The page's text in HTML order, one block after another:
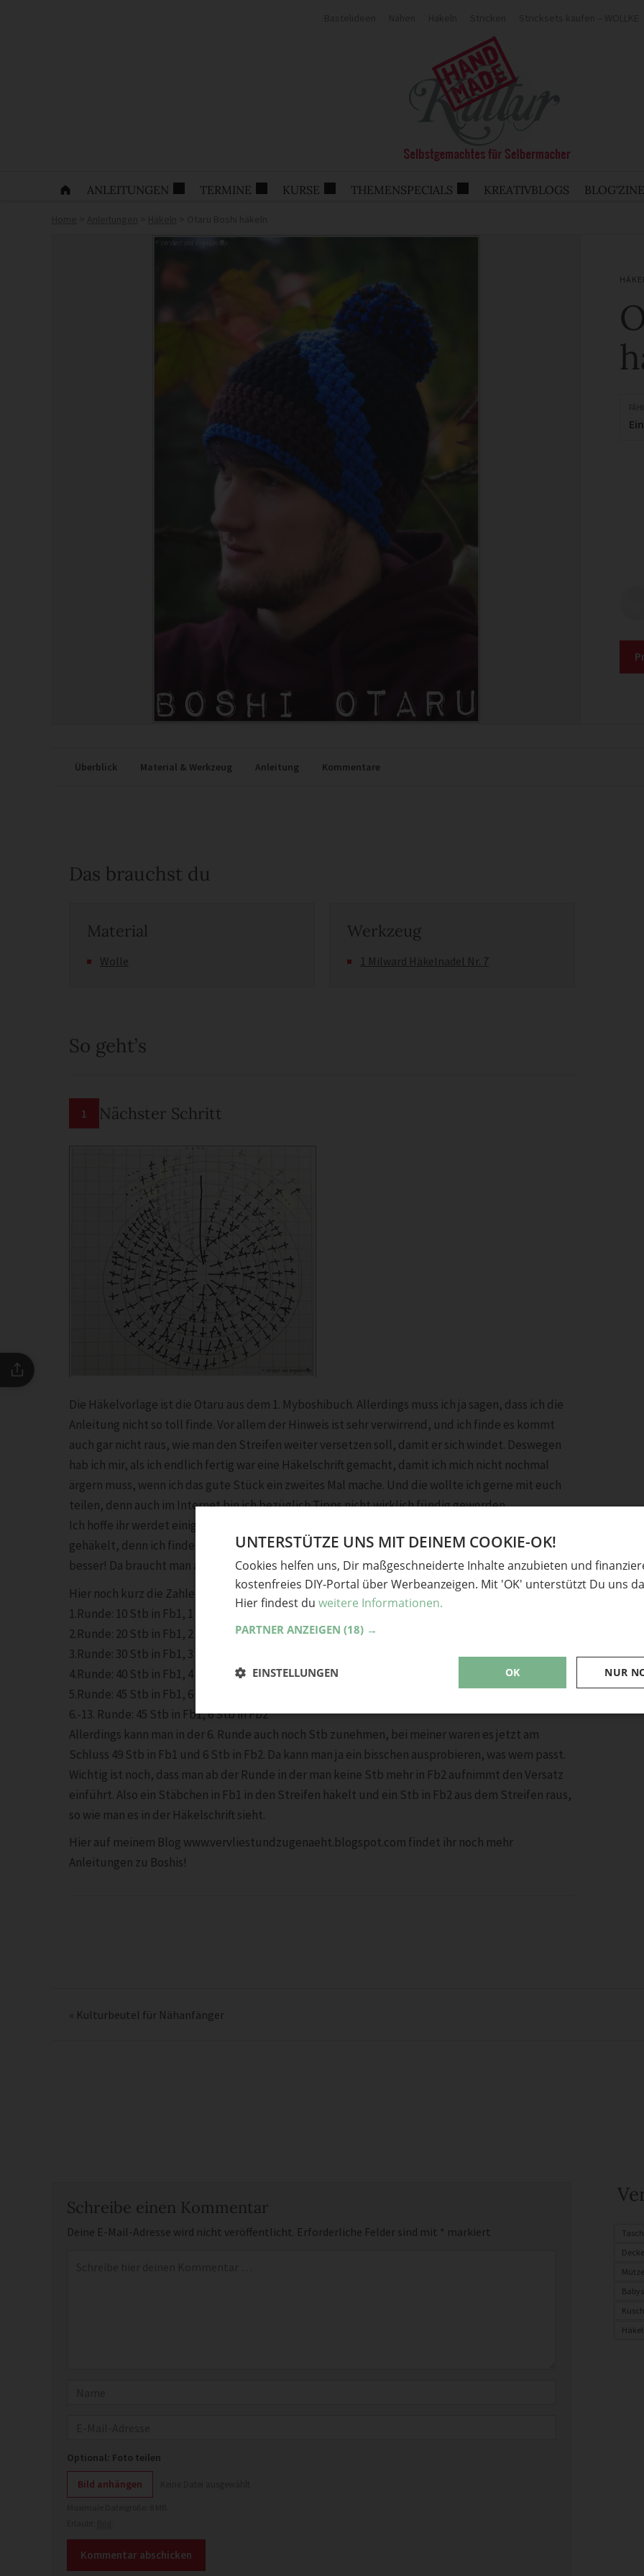
ANLEITUNGEN TERMINE KURSE THEMENSPECIALS KREATIVBLOGS BLOG'ZINE
Überblick Material & Werkzeug Anleitung Kommentare
Das brauchst du
Material
Wolle
Werkzeug
1 Milward Häkelnadel Nr. 7
So geht’s
1 Nächster Schritt
Die Häkelvorlage ist die Otaru aus dem 1. Myboshibuch. Allerdings muss ich ja sagen, dass ich die
Anleitung nicht so toll finde. Vor allem der Hinweis ist sehr verwirrend, und ich finde es kommt
auch gar nicht raus, wie man den Streifen weiter versetzen soll, damit er sich windet. Deswegen
hab ich mir, als ich endlich fertig war eine Häkelschrift gemacht, damit ich mich nicht nochmal
ärgern muss, wenn ich das gute Stück ein zweites Mal mache. Und die wollte ich gerne mit euch
teilen, denn auch im Internet bin ich bezüglich Tipps nicht wirklich fündig geworden.
Ich hoffe ihr werdet einigermaßen schlau aus meinem Gemale. Übrigens habe ich in Stäbchen
gehäkelt, denn ich finde bei halben Stäbchen wird die Mütze ziemlich löchrig. So gefällt mir das
besser! Da braucht man auch nur 13 Runden!
Hier noch kurz die Zahlen zum Bild. In Spiralrunden häkelt man:
1.Runde: 10 Stb in Fb1, 1 Stb in Fb2
2.Runde: 20 Stb in Fb1, 2 Stb in Fb2
3.Runde: 30 Stb in Fb1, 3 Stb in Fb2
4.Runde: 40 Stb in Fb1, 4 Stb in Fb2
5.Runde: 45 Stb in Fb1, 6 Stb in Fb2
6.-13. Runde: 45 Stb in Fb1, 6 Stb in Fb2
Allerdings kann man in der 6. Runde auch noch Stb zunehmen, bei meiner waren es jetzt am
Schluss 49 Stb in Fb1 und 6 Stb in Fb2. Da kann man ja ein bisschen ausprobieren, was wem passt.
Wichtig ist noch, dass man ab der Runde in der man keine Stb mehr in Fb2 aufnimmt den Versatz
einführt. Also ein Stäbchen in Fb1 in den Streifen häkelt und ein Stb in Fb2 aus dem Streifen raus,
so wie man es in der Häkelschrift sieht.
Hier auf meinem Blog www.vervliestundzugenaeht.blogspot.com findet ihr noch mehr
Anleitungen zu Boshis!
« Kulturbeutel für Nähanfänger
Schreibe einen Kommentar
Deine E-Mail-Adresse wird nicht veröffentlicht. Erforderliche Felder sind mit * markiert
Optional: Foto teilen
Bild anhängen
UNTERSTÜTZE UNS MIT DEINEM COOKIE-OK!
Cookies helfen uns, Dir maßgeschneiderte Inhalte anzubieten und
kostenfreies DIY-Portal über Werbeanzeigen. Mit 'OK' unterstützt Du uns
Hier findest du weitere Informationen.
PARTNER ANZEIGEN (18) →
OK NUR
EINSTELLUNGEN